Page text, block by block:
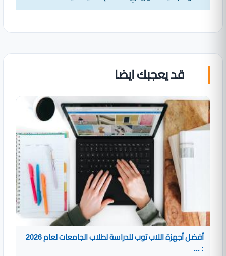
قد يعجبك ايضا
أفضل أجهزة اللاب توب للدراسة لطلاب الجامعات لعام 2026
: ...